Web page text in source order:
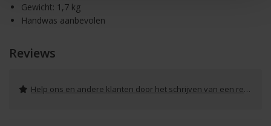
Gewicht: 1,7 kg
Handwas aanbevolen
Reviews
Help ons en andere klanten door het schrijven van een review